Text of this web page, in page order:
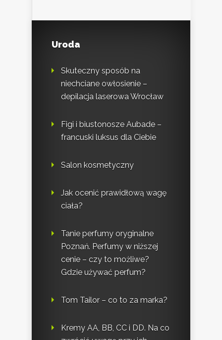
Uroda
Skuteczny sposób na
niechciane owłosienie –
depilacja laserowa Wrocław
Figi i biustonosze Aubade –
francuski luksus dla Ciebie
Salon kosmetyczny
Jak ocenić prawidłową wagę
ciała?
Tanie perfumy oryginalne
Poznań. Perfumy w niższej
cenie – czy to możliwe?
Gdzie używać perfum?
Tom Tailor – co to za marka?
Kremy AA, BB, CC i DD. Na co